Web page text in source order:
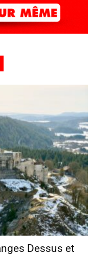
Dessus et